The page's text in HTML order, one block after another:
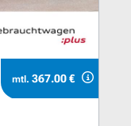
mtl. 367.00 €